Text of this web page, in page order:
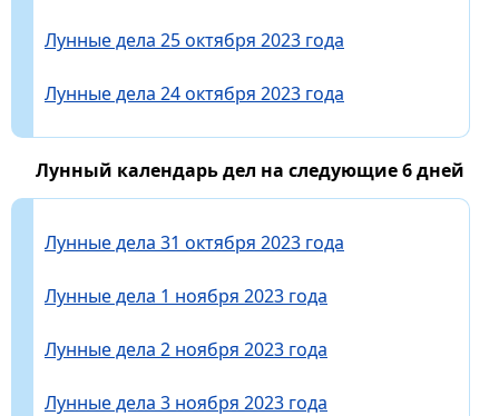
Лунные дела 25 октября 2023 года
Лунные дела 24 октября 2023 года
Лунный календарь дел на следующие 6 дней
Лунные дела 31 октября 2023 года
Лунные дела 1 ноября 2023 года
Лунные дела 2 ноября 2023 года
Лунные дела 3 ноября 2023 года